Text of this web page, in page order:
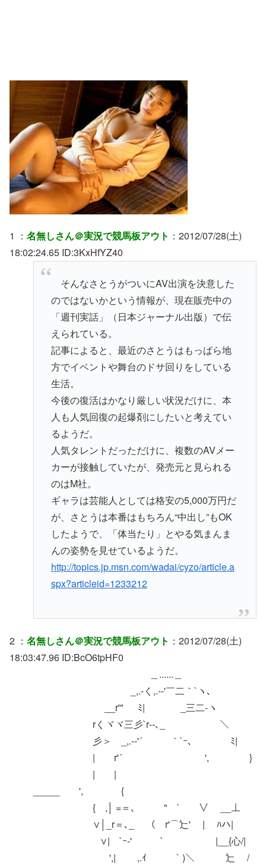
1 ： 名無しさん＠実況で競馬板アウト ：2012/07/28(土)
18:02:24.65 ID:3KxHfYZ40
そんなさとうがついにAV出演を決意した
のではないかという情報が、現在販売中の
「週刊実話」（日本ジャーナル出版）で伝
えられている。
記事によると、最近のさとうはもっぱら地
方でイベントや舞台のドサ回りをしている
生活。
今後の復活はかなり厳しい状況だけに、本
人も人気回復の起爆剤にしたいと考えてい
るようだ。
人気タレントだっただけに、複数のAVメー
カーが接触していたが、発売元と見られる
のはM社。
ギャラは芸能人としては格安の5,000万円だ
が、さとうは本番はもちろん“中出し”もOK
したようで、「体当たり」とやる気まんま
んの姿勢を見せているようだ。
http://topics.jp.msn.com/wadai/cyzo/article.a
spx?articleid=1233212
2 ： 名無しさん＠実況で競馬板アウト ：2012/07/28(土)
18:03:47.96 ID:BcO6tpHF0
＿......＿
_,.-く,.-‐'￣二｀`ヽ､
__r'" ﾐ| _三二‐ヽ
rくヾヾ三彡`r‐-､_ ＼
彡＞ _,.-‐'´ ｀`ｰ､ ﾐ|
| r'´ ', }
| |
_____ ', {
{ ,│ =＝､ "￣` ∨ __⊥
∨│_r＝､_ （ r'⌒辷' | ﾊハ|
∨| `ｰ‐' ` |__{心/|
',| ,.ｲ ｀)＼ 辷 /